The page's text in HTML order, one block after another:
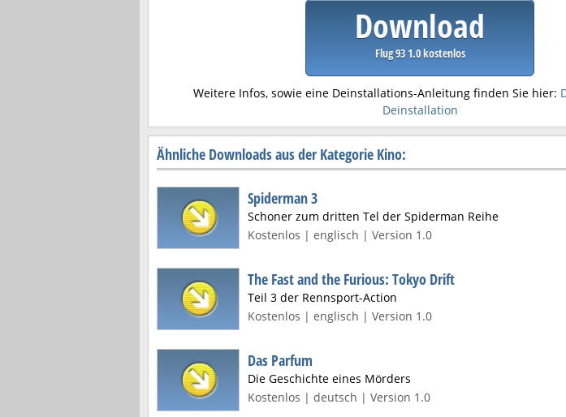
Download
Flug 93 1.0 kostenlos
Weitere Infos, sowie eine Deinstallations-Anleitung finden Sie hier:
Deinstallation
Ähnliche Downloads aus der Kategorie Kino:
Spiderman 3
Schoner zum dritten Tel der Spiderman Reihe
Kostenlos | englisch | Version 1.0
The Fast and the Furious: Tokyo Drift
Teil 3 der Rennsport-Action
Kostenlos | englisch | Version 1.0
Das Parfum
Die Geschichte eines Mörders
Kostenlos | deutsch | Version 1.0